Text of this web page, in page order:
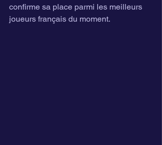
confirme sa place parmi les meilleurs
joueurs français du moment.